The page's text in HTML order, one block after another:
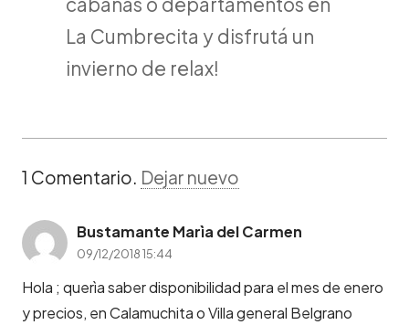
La Cumbrecita y disfrutá un
invierno de relax!
1 Comentario. Dejar nuevo
Bustamante Marìa del Carmen
09/12/2018 15:44
Hola ; querìa saber disponibilidad para el mes de enero
y precios, en Calamuchita o Villa general Belgrano